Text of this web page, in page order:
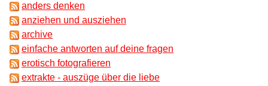
anders denken
anziehen und ausziehen
archive
einfache antworten auf deine fragen
erotisch fotografieren
extrakte - auszüge über die liebe